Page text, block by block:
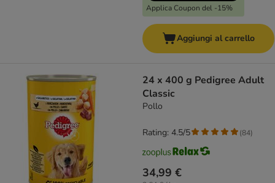
Applica Coupon del -15%
Aggiungi al carrello
24 x 400 g Pedigree Adult
Classic
Pollo
34,99 €
Rating: 4.5/5 (84)